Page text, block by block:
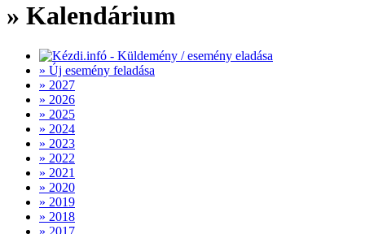
» Kalendárium
» Új esemény feladása
» 2027
» 2026
» 2025
» 2024
» 2023
» 2022
» 2021
» 2020
» 2019
» 2018
» 2017